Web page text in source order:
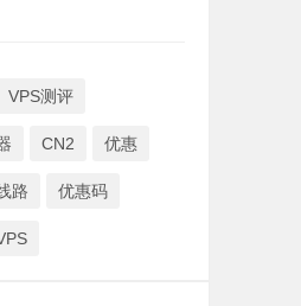
VPS测评
CN2 优惠
路 优惠码